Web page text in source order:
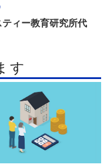
ィー教育研究所代
す